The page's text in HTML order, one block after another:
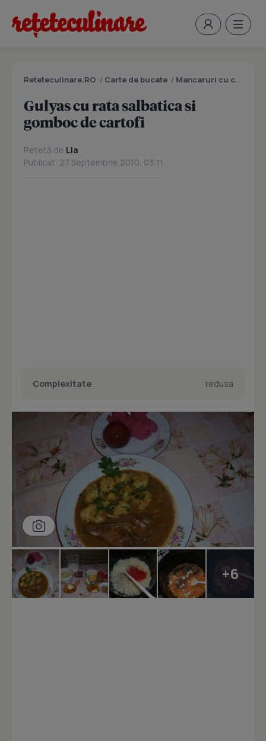
Reteteculinare.RO / Carte de bucate / Mancaruri cu carne
Gulyas cu rata salbatica si
gomboc de cartofi
Rețetă de Lia
Publicat: 27 Septembrie 2010, 03:11
Complexitate redusa
+6